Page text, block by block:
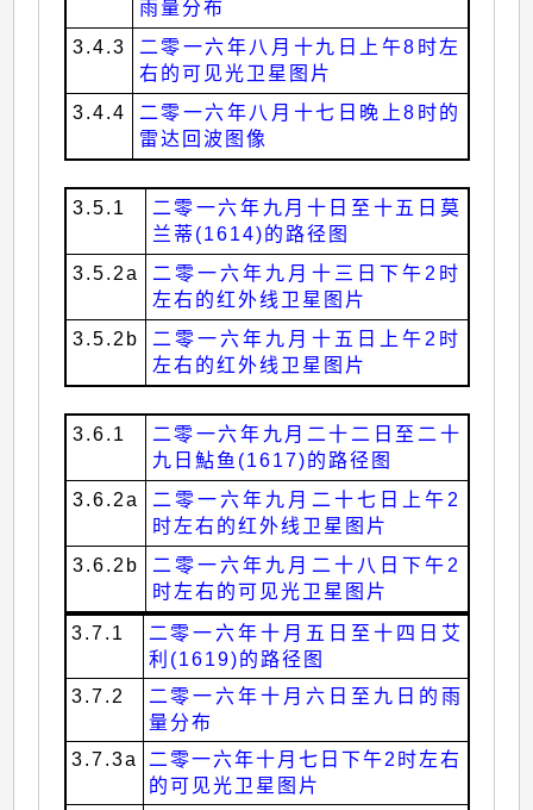
雨量分布
3.4.3
二零一六年八月十九日上午8时左
右的可见光卫星图片
3.4.4
二零一六年八月十七日晚上8时的
雷达回波图像
3.5.1
二零一六年九月十日至十五日莫
兰蒂(1614)的路径图
3.5.2a
二零一六年九月十三日下午2时
左右的红外线卫星图片
3.5.2b
二零一六年九月十五日上午2时
左右的红外线卫星图片
3.6.1
二零一六年九月二十二日至二十
九日鮎鱼(1617)的路径图
3.6.2a
二零一六年九月二十七日上午2
时左右的红外线卫星图片
3.6.2b
二零一六年九月二十八日下午2
时左右的可见光卫星图片
3.7.1
二零一六年十月五日至十四日艾
利(1619)的路径图
3.7.2
二零一六年十月六日至九日的雨
量分布
3.7.3a
二零一六年十月七日下午2时左右
的可见光卫星图片